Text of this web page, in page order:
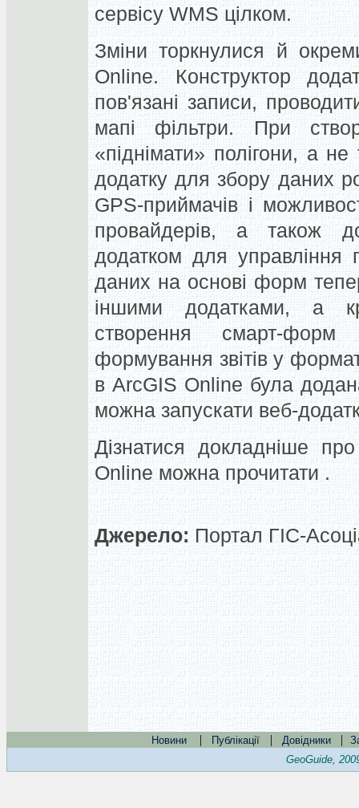
сервісу WMS цілком.
Зміни торкнулися й
Online. Конструктор
пов'язані записи,
мапі фільтри. При
«піднімати» полігони, а не
додатку для збору даних
GPS-приймачів і
провайдерів, а також
додатком для
даних на основі форм
іншими додатками, а
створення смарт-
формування звітів у
в ArcGIS Online була
можна запускати веб-
Дізнатися докладніше
Online можна прочитати .
Джерело: Портал ГІС-
Новини | Публікації | Довідники |
GeoGuide,